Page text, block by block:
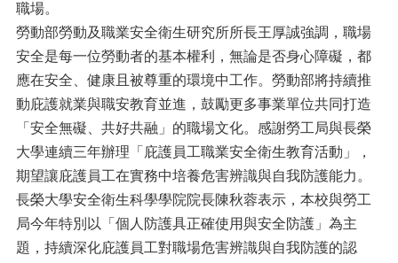
職場。
勞動部勞動及職業安全衛生研究所所長王厚誠強調，職場
安全是每一位勞動者的基本權利，無論是否身心障礙，都
應在安全、健康且被尊重的環境中工作。勞動部將持續推
動庇護就業與職安教育並進，鼓勵更多事業單位共同打造
「安全無礙、共好共融」的職場文化。感謝勞工局與長榮
大學連續三年辦理「庇護員工職業安全衛生教育活動」，
期望讓庇護員工在實務中培養危害辨識與自我防護能力。
長榮大學安全衛生科學學院院長陳秋蓉表示，本校與勞工
局今年特別以「個人防護具正確使用與安全防護」為主
題，持續深化庇護員工對職場危害辨識與自我防護的認